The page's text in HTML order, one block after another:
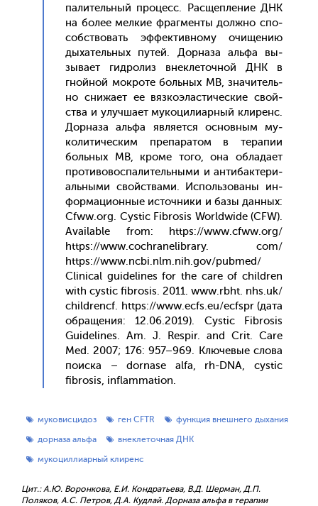
па­литель­ный про­цесс. Рас­щепле­ние ДНК
на бо­лее мел­кие фраг­менты дол­жно спо­
собс­тво­вать эф­фектив­но­му очи­щению
ды­хатель­ных пу­тей. Дор­на­за аль­фа вы­
зыва­ет гид­ро­лиз внек­ле­точ­ной ДНК в
гной­ной мок­ро­те боль­ных МВ, зна­читель­
но сни­жа­ет ее вяз­ко­элас­ти­чес­кие свой­
ства и улуч­ша­ет му­коци­ли­ар­ный кли­ренс.
Дор­на­за аль­фа яв­ля­ет­ся ос­новным му­
коли­тичес­ким пре­пара­том в те­рапии
боль­ных МВ, кро­ме то­го, она об­ла­да­ет
про­тиво­вос­па­литель­ны­ми и ан­ти­бак­те­ри­
аль­ны­ми свой­ства­ми. Ис­поль­зо­ваны ин­
форма­ци­он­ные ис­точни­ки и ба­зы дан­ных:
Cfww.org. Cystic Fibrosis Worldwide (CFW).
Available from: https://www.cfww.org/
https://www.cochranelibrary. com/
https://www.ncbi.nlm.nih.gov/pubmed/
Clinical guidelines for the care of children
with cystic fibrosis. 2011. www.rbht. nhs.uk/
childrencf. https://www.ecfs.eu/ecfspr (да­та
об­ра­щения: 12.06.2019). Cystic Fibrosis
Guidelines. Am. J. Respir. and Crit. Care
Med. 2007; 176: 957–969. Клю­чевые сло­ва
по­ис­ка – dornase alfa, rh-DNA, cystic
fibrosis, inflammation.
муковисцидоз ген CFTR
функция внешнего дыхания
дорназа альфа
внеклеточная ДНК
мукоциллиарный клиренс
Цит.: А.Ю. Воронкова, Е.И. Кондратьева, В.Д. Шерман, Д.П.
Поляков, А.С. Петров, Д.А. Кудлай. Дорназа альфа в терапии